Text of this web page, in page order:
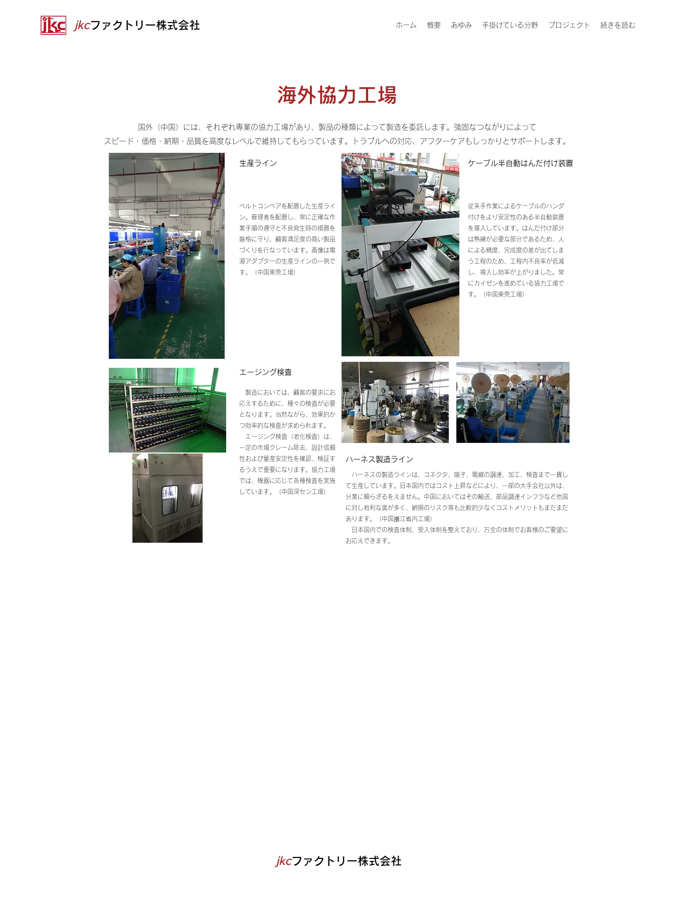
jkcファクトリー株式会社 ホーム 概要 あゆみ 手掛けている分野 プロジェクト 続きを読む
海外協力工場
国外（中国）には、それぞれ専業の協力工場があり、製品の種類によって製造を委託します。強固なつながりによって
​スピード・価格・納期・品質を高度なレベルで維持してもらっています。トラブルへの対応、アフターケアもしっかりとサポートします。
ベルトコンベアを配置した生産ライ
ン。管理者を配置し、常に正確な作
業手順の遵守と不良発生時の措置を
厳格に守り、顧客満足度の高い製品
づくりを行なっています。画像は電
源アダプターの生産ラインの一例で
す。（中国東莞工場）
生産ライン
従来手作業によるケーブルのハンダ
付けをより安定性のある半自動装置
を導入しています。はんだ付け部分
は熟練が必要な部分であるため、人
による精度、完成度の差が出てしま
う工程のため、工程内不良率が低減
し、導入し効率が上がりました。常
にカイゼンを進めている協力工場で
す。（中国東莞工場）
ケーブル半自動はんだ付け装置
​エージング検査
製造においては、顧客の要求にお
応えするために、種々の検査が必要
となります。当然ながら、効果的か
つ効率的な検査が求められます。
エージング検査（老化検査）は、
一定の市場クレーム除去、設計信頼
性および量産安定性を確認、検証す
るうえで重要になります。協力工場
では、機器に応じて各種検査を実施
しています。（中国深セン工場）
ハーネス製造ライン
ハーネスの製造ラインは、コネクタ、端子、電線の調達、加工、検査まで一貫し
て生産しています。日本国内ではコスト上昇などにより、一部の大手会社以外は、
分業に頼らざるをえません。中国においてはその輸送、部品調達インフラなど他国
に対し有利な面が多く、納期のリスク等も比較的少なくコストメリットもまだまだ
あります。（中国浙江省内工場）
日本国内での検査体制、受入体制を整えており、万全の体制でお客様のご要望に
お応えできます。
jkcファクトリー株式会社